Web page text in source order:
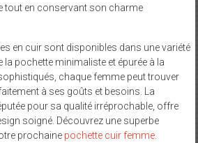
tout en conservant son charme
en cuir sont disponibles dans une variété
la pochette minimaliste et épurée à la
chaque femme peut trouver
à ses goûts et besoins. La
pour sa qualité irréprochable, offre
soigné. Découvrez une superbe
prochaine pochette cuir femme.